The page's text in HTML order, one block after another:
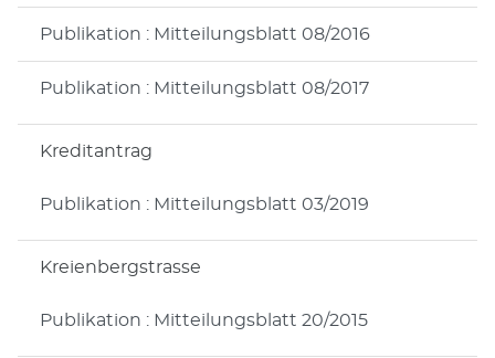
Publikation : Mitteilungsblatt 08/2016
Publikation : Mitteilungsblatt 08/2017
Kreditantrag
Publikation : Mitteilungsblatt 03/2019
Kreienbergstrasse
Publikation : Mitteilungsblatt 20/2015